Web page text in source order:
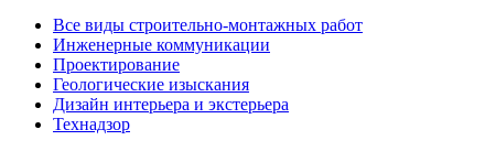
Все виды строительно-монтажных работ
Инженерные коммуникации
Проектирование
Геологические изыскания
Дизайн интерьера и экстерьера
Технадзор